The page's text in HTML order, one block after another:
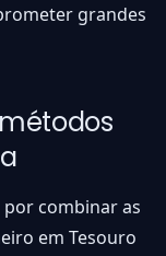
grandes
combinar as
em Tesouro